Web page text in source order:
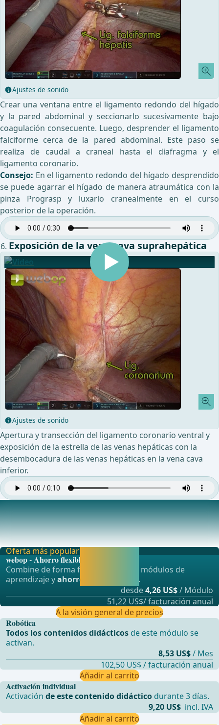
Ajustes de sonido
Crear una ventana entre el ligamento redondo del hígado
y la pared abdominal y seccionarlo sucesivamente bajo
coagulación consecuente. Luego, desprender el ligamento
falciforme cerca de la pared abdominal. Este paso se
realiza de caudal a craneal hasta el diafragma y el
ligamento coronario.
Consejo: En el ligamento redondo del hígado desprendido
se puede agarrar el hígado de manera atraumática con la
pinza Prograsp y luxarlo cranealmente en el curso
posterior de la operación.
Exposición de la vena cava suprahepática
Ajustes de sonido
Apertura y transección del ligamento coronario ventral y
exposición de la estrella de las venas hepáticas con la
desembocadura de las venas hepáticas en la vena cava
inferior.
Preparación del hilio
Elevar el hígado con la pinza Progasp en el ligamento
redondo del hígado seccionado. Apertura del o
Activación individual
Activaciónde este contenido didáctico durante 3 días.
9,20 US$ incl. IVA
Añadir al carrito
Oferta más popular
webop - Ahorro flexible
Combine de forma flexible nuestros módulos de
aprendizaje yahorre hasta un 50% .
desde4,26 US$/ Módulo
51,22 US$/ facturación anual
A la visión general de precios
Robótica
Todos los contenidos didácticos de este módulo se
activan.
8,53 US$/ Mes
102,50 US$ / facturación anual
Añadir al carrito